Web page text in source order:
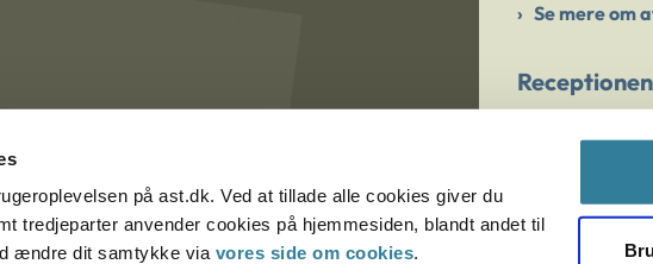
på ast.dk. Ved at tillade alle cookies giver du
tredjeparter anvender cookies på hjemmesiden, blandt andet til
ændre dit samtykke via vores side om cookies.
Se mere om
Er du